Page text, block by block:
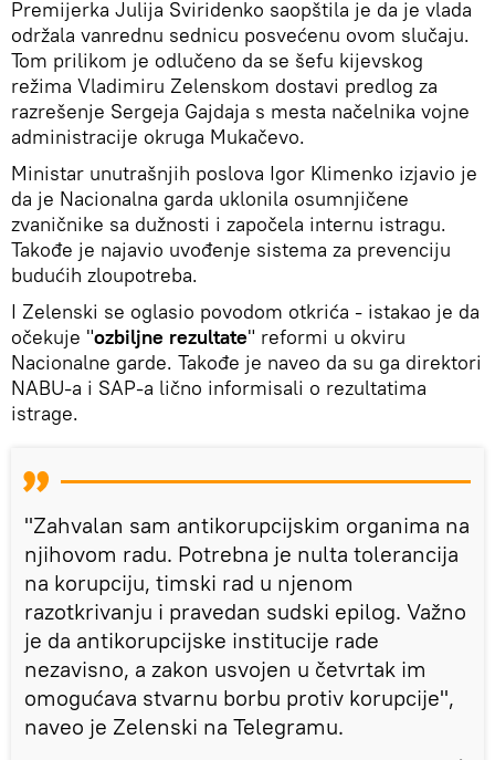
Premijerka Julija Sviridenko saopštila je da je vlada
održala vanrednu sednicu posvećenu ovom slučaju.
Tom prilikom je odlučeno da se šefu kijevskog
režima Vladimiru Zelenskom dostavi predlog za
razrešenje Sergeja Gajdaja s mesta načelnika vojne
administracije okruga Mukačevo.
Ministar unutrašnjih poslova Igor Klimenko izjavio je
da je Nacionalna garda uklonila osumnjičene
zvaničnike sa dužnosti i započela internu istragu.
Takođe je najavio uvođenje sistema za prevenciju
budućih zloupotreba.
I Zelenski se oglasio povodom otkrića - istakao je da
očekuje "ozbiljne rezultate" reformi u okviru
Nacionalne garde. Takođe je naveo da su ga direktori
NABU-a i SAP-a lično informisali o rezultatima
istrage.
"Zahvalan sam antikorupcijskim organima na
njihovom radu. Potrebna je nulta tolerancija
na korupciju, timski rad u njenom
razotkrivanju i pravedan sudski epilog. Važno
je da antikorupcijske institucije rade
nezavisno, a zakon usvojen u četvrtak im
omogućava stvarnu borbu protiv korupcije",
naveo je Zelenski na Telegramu.